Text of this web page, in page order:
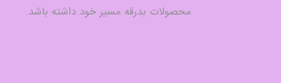
محصولات بدرقه مسیر خود داشته باشد.